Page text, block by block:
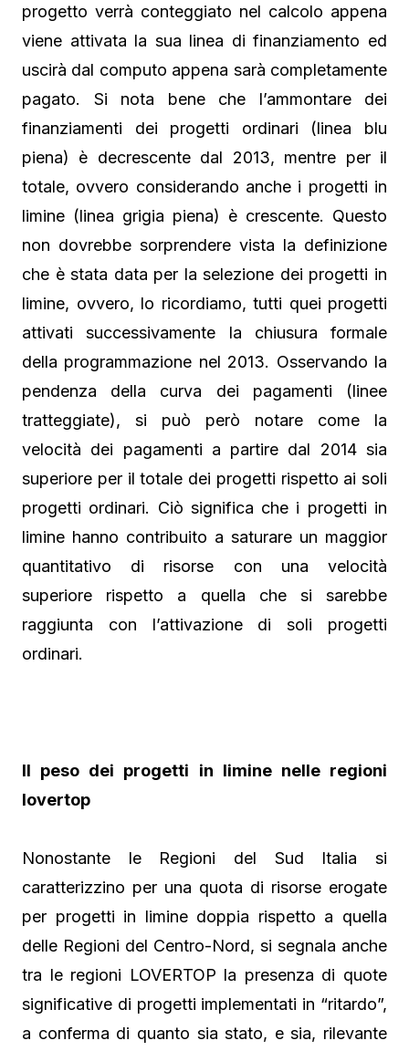
progetto verrà conteggiato nel calcolo appena
viene attivata la sua linea di finanziamento ed
uscirà dal computo appena sarà completamente
pagato. Si nota bene che l’ammontare dei
finanziamenti dei progetti ordinari (linea blu
piena) è decrescente dal 2013, mentre per il
totale, ovvero considerando anche i progetti in
limine (linea grigia piena) è crescente. Questo
non dovrebbe sorprendere vista la definizione
che è stata data per la selezione dei progetti in
limine, ovvero, lo ricordiamo, tutti quei progetti
attivati successivamente la chiusura formale
della programmazione nel 2013. Osservando la
pendenza della curva dei pagamenti (linee
tratteggiate), si può però notare come la
velocità dei pagamenti a partire dal 2014 sia
superiore per il totale dei progetti rispetto ai soli
progetti ordinari. Ciò significa che i progetti in
limine hanno contribuito a saturare un maggior
quantitativo di risorse con una velocità
superiore rispetto a quella che si sarebbe
raggiunta con l’attivazione di soli progetti
ordinari.
Il peso dei progetti in limine nelle regioni
lovertop
Nonostante le Regioni del Sud Italia si
caratterizzino per una quota di risorse erogate
per progetti in limine doppia rispetto a quella
delle Regioni del Centro-Nord, si segnala anche
tra le regioni LOVERTOP la presenza di quote
significative di progetti implementati in “ritardo”,
a conferma di quanto sia stato, e sia, rilevante